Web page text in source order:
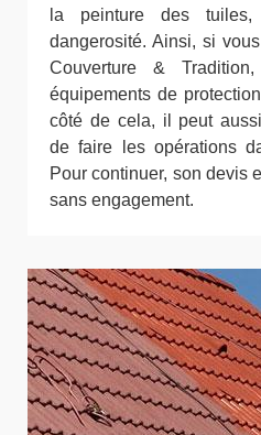
la peinture des
dangerosité. Ainsi, si
Couverture &
équipements de
côté de cela, il peut
de faire les opérations
Pour continuer, son devis
sans engagement.